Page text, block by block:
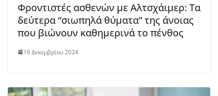
Φροντιστές ασθενών με Αλτσχάιμερ: Τα
δεύτερα “σιωπηλά θύματα” της άνοιας
που βιώνουν καθημερινά το πένθος
16 Δεκεμβρίου 2024